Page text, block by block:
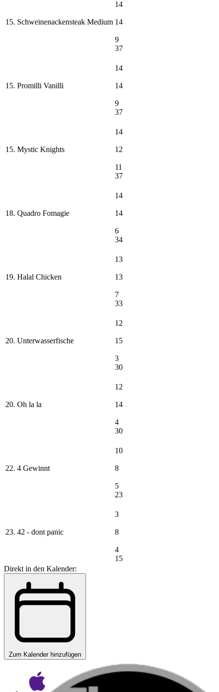
15. Schweinenackensteak Medium
14
14
9
37
15. Promilli Vanilli
14
14
9
37
15. Mystic Knights
14
12
11
37
18. Quadro Fomagie
14
14
6
34
19. Halal Chicken
13
13
7
33
20. Unterwasserfische
12
15
3
30
20. Oh la la
12
14
4
30
22. 4 Gewinnt
10
8
5
23
23. 42 - dont panic
3
8
4
15
Direkt in den Kalender:
Zum Kalender hinzufügen